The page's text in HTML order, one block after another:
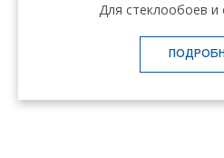
Для стеклообоев и